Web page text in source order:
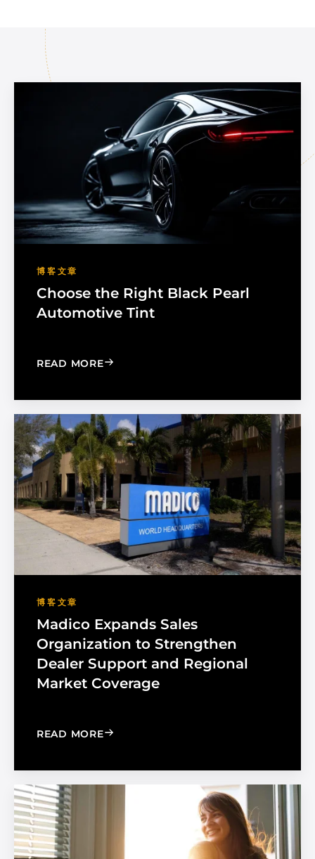
博客文章
Choose the Right Black Pearl
Automotive Tint
READ MORE: CHOOSE THE RIGHT BLACK PEARL
博客文章
Madico Expands Sales
Organization to Strengthen
Dealer Support and Regional
Market Coverage
READ MORE: MADICO EXPANDS SALES